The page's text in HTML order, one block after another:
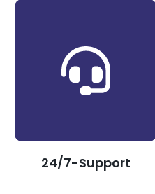
24/7-Support